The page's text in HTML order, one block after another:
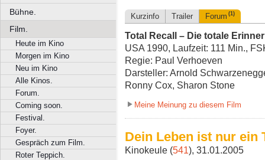
Bühne.
Film.
Heute im Kino
Morgen im Kino
Neu im Kino
Alle Kinos.
Forum.
Coming soon.
Festival.
Foyer.
Gespräch zum Film.
Roter Teppich.
Kurzinfo Trailer Forum (1)
Total Recall – Die totale
USA 1990, Laufzeit: 111 Min.,
Regie: Paul Verhoeven
Darsteller: Arnold
Ronny Cox, Sharon Stone
Meine Meinung zu diesem Film
Dein Leben ist nur ein
Kinokeule (541), 31.01.2005